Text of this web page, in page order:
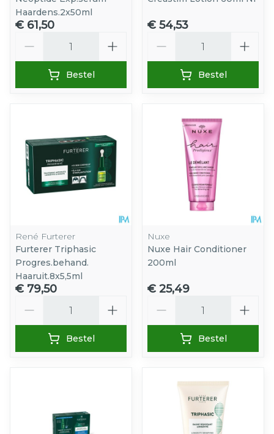
Haardens.2x50ml
€ 61,50
Bestel
€ 54,53
Bestel
René Furterer
Furterer Triphasic
Progres.behand.
Haaruit.8x5,5ml
€ 79,50
Bestel
Nuxe
Nuxe Hair Conditioner
200ml
€ 25,49
Bestel